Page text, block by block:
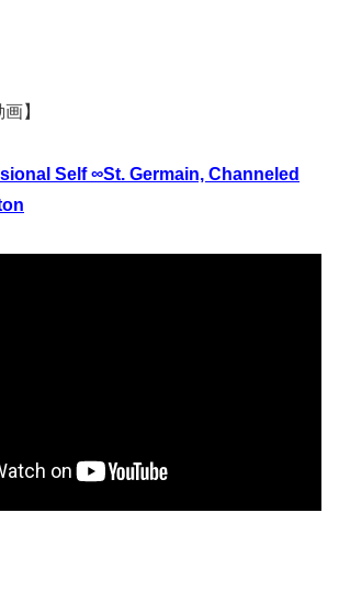
】
Self ∞St. Germain, Channeled